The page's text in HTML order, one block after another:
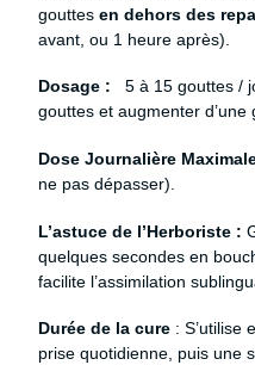
gouttes en dehors des
avant, ou 1 heure après).
Dosage :
5 à 15 gouttes /
gouttes et augmenter d’une
Dose Journalière
ne pas dépasser).
L’astuce de l’Herboriste :
quelques secondes en
facilite l’assimilation
Durée de la cure : S’utilise
prise quotidienne, puis une